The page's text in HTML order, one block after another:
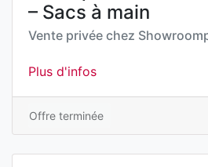
– Sacs à main
Vente privée chez
Plus d'infos
Offre terminée